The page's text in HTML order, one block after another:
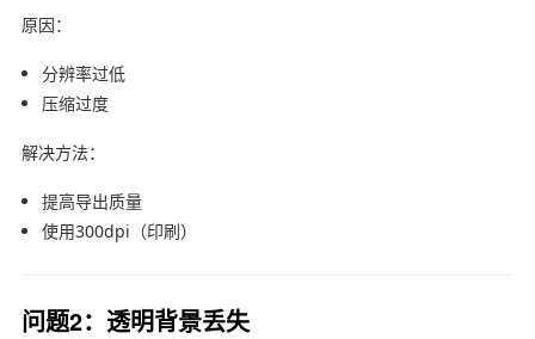
原因：
分辨率过低
压缩过度
解决方法：
提高导出质量
使用300dpi（印刷）
问题2：透明背景丢失